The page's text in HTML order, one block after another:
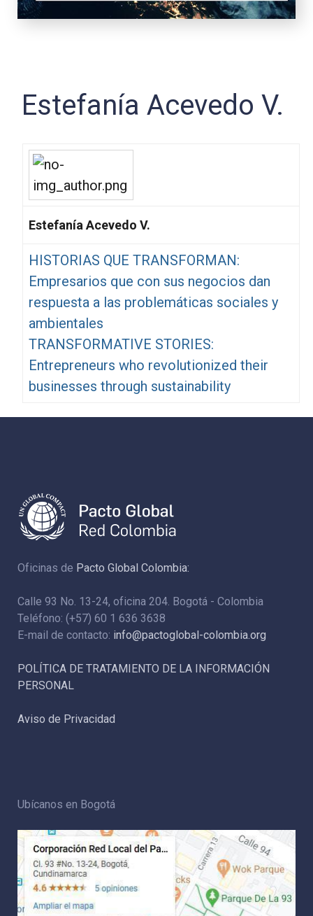
Estefanía Acevedo V.
Estefanía Acevedo V.
HISTORIAS QUE TRANSFORMAN:
Empresarios que con sus negocios dan
respuesta a las problemáticas sociales y
ambientales
TRANSFORMATIVE STORIES:
Entrepreneurs who revolutionized their
businesses through sustainability
Oficinas de Pacto Global Colombia:
Calle 93 No. 13-24, oficina 204. Bogotá - Colombia
Teléfono: (+57) 60 1 636 3638
E-mail de contacto: info@pactoglobal-colombia.org
POLÍTICA DE TRATAMIENTO DE LA INFORMACIÓN
PERSONAL
Aviso de Privacidad
Ubícanos en Bogotá